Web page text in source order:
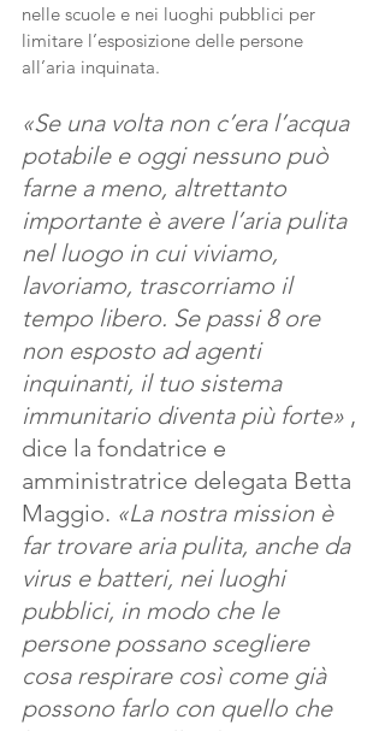
nelle scuole e nei luoghi pubblici per
limitare l’esposizione delle persone
all’aria inquinata.
«Se una volta non c’era l’acqua
potabile e oggi nessuno può
farne a meno, altrettanto
importante è avere l’aria pulita
nel luogo in cui viviamo,
lavoriamo, trascorriamo il
tempo libero. Se passi 8 ore
non esposto ad agenti
inquinanti, il tuo sistema
immunitario diventa più forte» ,
dice la fondatrice e
amministratrice delegata Betta
Maggio. «La nostra mission è
far trovare aria pulita, anche da
virus e batteri, nei luoghi
pubblici, in modo che le
persone possano scegliere
cosa respirare così come già
possono farlo con quello che